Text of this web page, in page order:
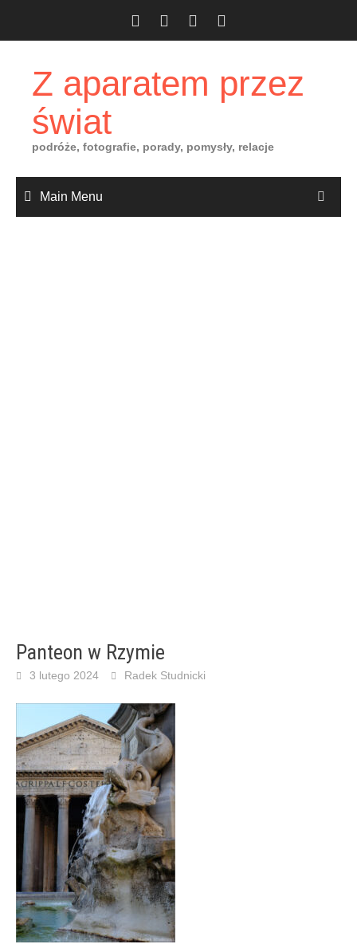
Z aparatem przez
świat
podróże, fotografie, porady, pomysły, relacje
Main Menu
Panteon w Rzymie
3 lutego 2024 Radek Studnicki